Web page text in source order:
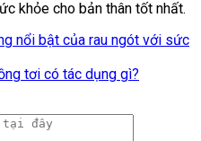
khỏe cho bản thân tốt nhất.
nổi bật của rau ngót với sức
tơi có tác dụng gì?